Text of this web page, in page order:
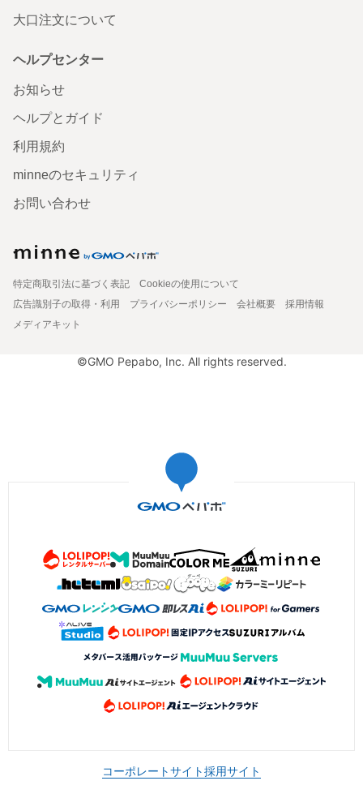
大口注文について
ヘルプセンター
お知らせ
ヘルプとガイド
利用規約
minneのセキュリティ
お問い合わせ
特定商取引法に基づく表記
Cookieの使用について
広告識別子の取得・利用
プライバシーポリシー 会社概要
採用情報
メディアキット
©GMO Pepabo, Inc. All rights reserved.
コーポレートサイト採用サイト